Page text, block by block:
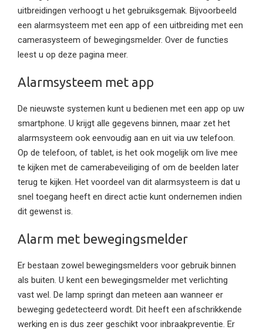
uitbreidingen verhoogt u het gebruiksgemak. Bijvoorbeeld
een alarmsysteem met een app of een uitbreiding met een
camerasysteem of bewegingsmelder. Over de functies
leest u op deze pagina meer.
Alarmsysteem met app
De nieuwste systemen kunt u bedienen met een app op uw
smartphone. U krijgt alle gegevens binnen, maar zet het
alarmsysteem ook eenvoudig aan en uit via uw telefoon.
Op de telefoon, of tablet, is het ook mogelijk om live mee
te kijken met de camerabeveiliging of om de beelden later
terug te kijken. Het voordeel van dit alarmsysteem is dat u
snel toegang heeft en direct actie kunt ondernemen indien
dit gewenst is.
Alarm met bewegingsmelder
Er bestaan zowel bewegingsmelders voor gebruik binnen
als buiten. U kent een bewegingsmelder met verlichting
vast wel. De lamp springt dan meteen aan wanneer er
beweging gedetecteerd wordt. Dit heeft een afschrikkende
werking en is dus zeer geschikt voor inbraakpreventie. Er